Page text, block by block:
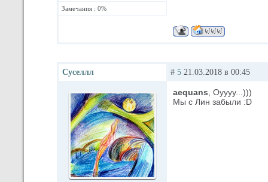
Замечания : 0%
Суселлл # 5 21.03.2018 в 00:45
aequans , Оуууу...)))
Мы с Лин забыли :D